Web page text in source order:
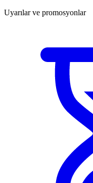
Uyarılar ve promosyonlar